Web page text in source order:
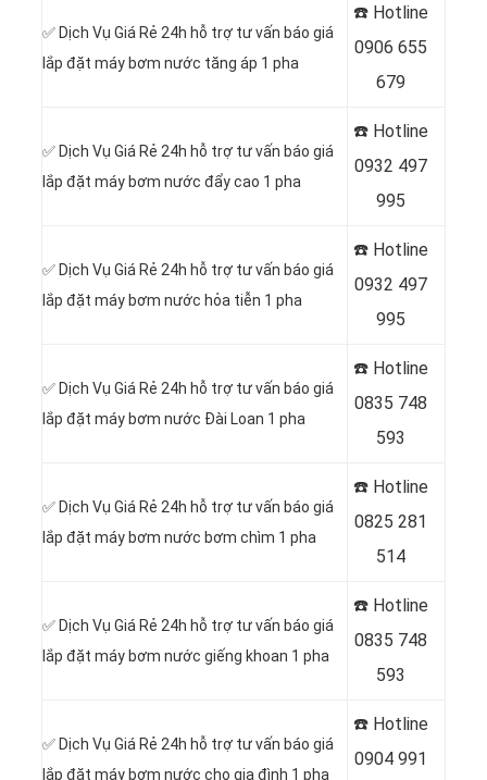
✅ Dịch Vụ Giá Rẻ 24h hỗ trợ tư vấn báo giá
lắp đặt máy bơm nước tăng áp 1 pha
☎️ Hotline
0906 655
679
✅ Dịch Vụ Giá Rẻ 24h hỗ trợ tư vấn báo giá
lắp đặt máy bơm nước đẩy cao 1 pha
☎️ Hotline
0932 497
995
✅ Dịch Vụ Giá Rẻ 24h hỗ trợ tư vấn báo giá
lắp đặt máy bơm nước hỏa tiễn 1 pha
☎️ Hotline
0932 497
995
✅ Dịch Vụ Giá Rẻ 24h hỗ trợ tư vấn báo giá
lắp đặt máy bơm nước Đài Loan 1 pha
☎️ Hotline
0835 748
593
✅ Dịch Vụ Giá Rẻ 24h hỗ trợ tư vấn báo giá
lắp đặt máy bơm nước bơm chìm 1 pha
☎️ Hotline
0825 281
514
✅ Dịch Vụ Giá Rẻ 24h hỗ trợ tư vấn báo giá
lắp đặt máy bơm nước giếng khoan 1 pha
☎️ Hotline
0835 748
593
✅ Dịch Vụ Giá Rẻ 24h hỗ trợ tư vấn báo giá
lắp đặt máy bơm nước cho gia đình 1 pha
☎️ Hotline
0904 991